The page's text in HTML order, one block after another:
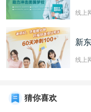
线上
新
线上
猜你喜欢